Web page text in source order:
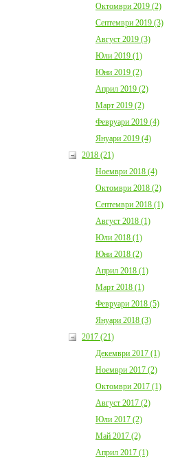
Октомври 2019 (2)
Септември 2019 (3)
Август 2019 (3)
Юли 2019 (1)
Юни 2019 (2)
Април 2019 (2)
Март 2019 (2)
Февруари 2019 (4)
Януари 2019 (4)
2018 (21)
Ноември 2018 (4)
Октомври 2018 (2)
Септември 2018 (1)
Август 2018 (1)
Юли 2018 (1)
Юни 2018 (2)
Април 2018 (1)
Март 2018 (1)
Февруари 2018 (5)
Януари 2018 (3)
2017 (21)
Декември 2017 (1)
Ноември 2017 (2)
Октомври 2017 (1)
Август 2017 (2)
Юли 2017 (2)
Май 2017 (2)
Април 2017 (1)